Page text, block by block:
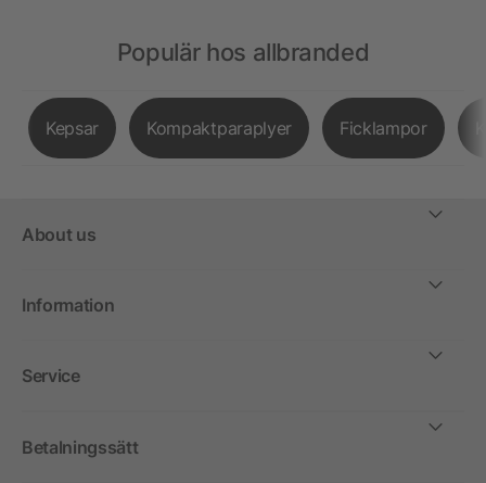
Populär hos allbranded
Kepsar Kompaktparaplyer Ficklampor
About us
Information
Service
Betalningssätt